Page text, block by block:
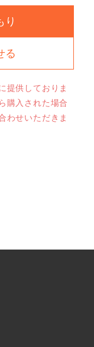
り
る
提供しておりま
購入された場合
わせいただきま